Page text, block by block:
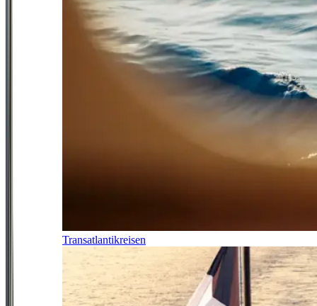
Transatlantikreisen